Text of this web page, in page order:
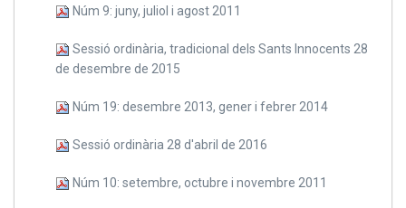
Núm 9: juny, juliol i agost 2011
Sessió ordinària, tradicional dels Sants Innocents 28
de desembre de 2015
Núm 19: desembre 2013, gener i febrer 2014
Sessió ordinària 28 d'abril de 2016
Núm 10: setembre, octubre i novembre 2011